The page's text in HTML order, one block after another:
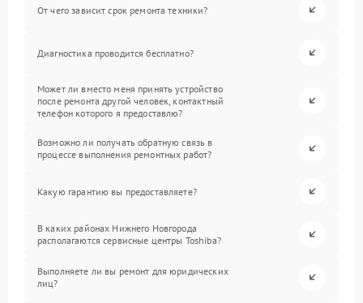
От чего зависит срок ремонта техники?
Диагностика проводится бесплатно?
Может ли вместо меня принять устройство
после ремонта другой человек, контактный
телефон которого я предоставлю?
Возможно ли получать обратную связь в
процессе выполнения ремонтных работ?
Какую гарантию вы предоставляете?
В каких районах Нижнего Новгорода
располагаются сервисные центры Toshiba?
Выполняете ли вы ремонт для юридических
лиц?